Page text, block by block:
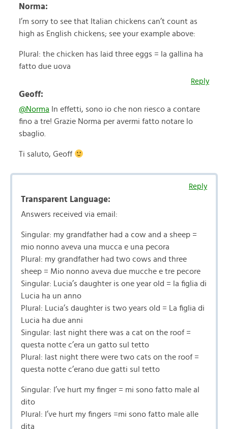
Norma:
I’m sorry to see that Italian chickens can’t count as
high as English chickens; see your example above:
Plural: the chicken has laid three eggs = la gallina ha
fatto due uova
Reply
Geoff:
@Norma In effetti, sono io che non riesco a contare
fino a tre! Grazie Norma per avermi fatto notare lo
sbaglio.
Ti saluto, Geoff
Reply
Transparent Language:
Answers received via email:
Singular: my grandfather had a cow and a sheep =
mio nonno aveva una mucca e una pecora
Plural: my grandfather had two cows and three
sheep = Mio nonno aveva due mucche e tre pecore
Singular: Lucia’s daughter is one year old = la figlia di
Lucia ha un anno
Plural: Lucia’s daughter is two years old = La figlia di
Lucia ha due anni
Singular: last night there was a cat on the roof =
questa notte c’era un gatto sul tetto
Plural: last night there were two cats on the roof =
questa notte c’erano due gatti sul tetto
Singular: I’ve hurt my finger = mi sono fatto male al
dito
Plural: I’ve hurt my fingers =mi sono fatto male alle
dita